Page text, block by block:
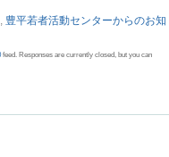
, 豊平若者活動センターからのお知
feed. Responses are currently closed, but you can